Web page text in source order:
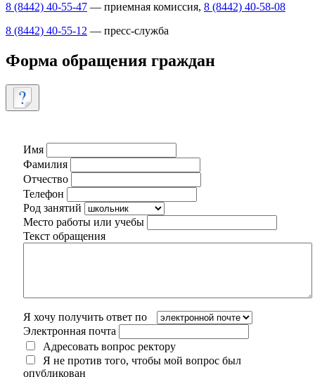
8 (8442) 40-55-47 — приемная комиссия, 8 (8442) 40-58-08
8 (8442) 40-55-12 — пресс-служба
Форма обращения граждан
Имя
Фамилия
Отчество
Телефон
Род занятий
Место работы или учебы
Текст обращения
Я хочу получить ответ по
Электронная почта
Адресовать вопрос ректору
Я не против того, чтобы мой вопрос был
опубликован